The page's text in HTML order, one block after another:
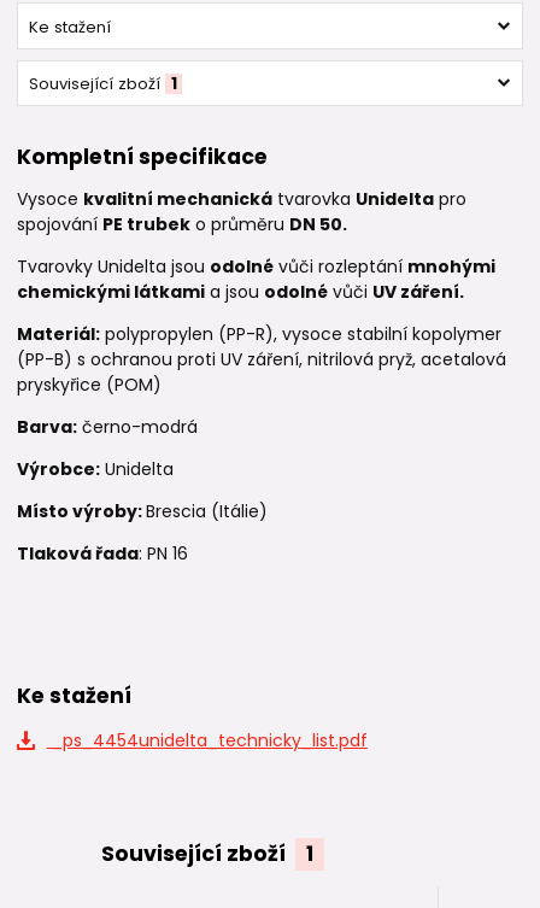
Ke stažení
Související zboží 1
Kompletní specifikace
Vysoce kvalitní mechanická tvarovka Unidelta pro
spojování PE trubek o průměru DN 50.
Tvarovky Unidelta jsou odolné vůči rozleptání mnohými
chemickými látkami a jsou odolné vůči UV záření.
Materiál: polypropylen (PP-R), vysoce stabilní kopolymer
(PP-B) s ochranou proti UV záření, nitrilová pryž, acetalová
pryskyřice (POM)
Barva: černo-modrá
Výrobce: Unidelta
Místo výroby:Brescia (Itálie)
Tlaková řada: PN 16
Ke stažení
_ps_4454unidelta_technicky_list.pdf
Související zboží 1